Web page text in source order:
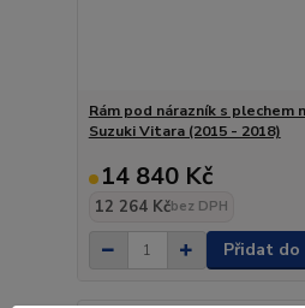
Rám pod nárazník s plechem
Suzuki Vitara (2015 - 2018)
14 840 Kč
12 264 Kčbez DPH
Přidat do